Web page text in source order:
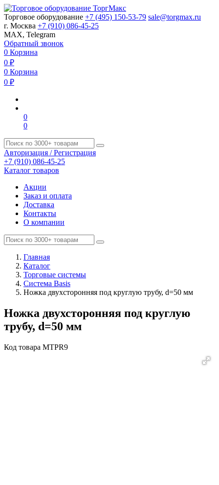
Торговое оборудование +7 (495) 150-53-79 sale@torgmax.ru
г. Москва +7 (910) 086-45-25
MAX, Telegram
Обратный звонок
0 Корзина
0 ₽
0 Корзина
0 ₽
0
0
Авторизация / Регистрация
+7 (910) 086-45-25
Каталог товаров
Акции
Заказ и оплата
Доставка
Контакты
О компании
Главная
Каталог
Торговые системы
Система Basis
Ножка двухсторонняя под круглую трубу, d=50 мм
Ножка двухсторонняя под круглую
трубу, d=50 мм
Код товара MTPR9